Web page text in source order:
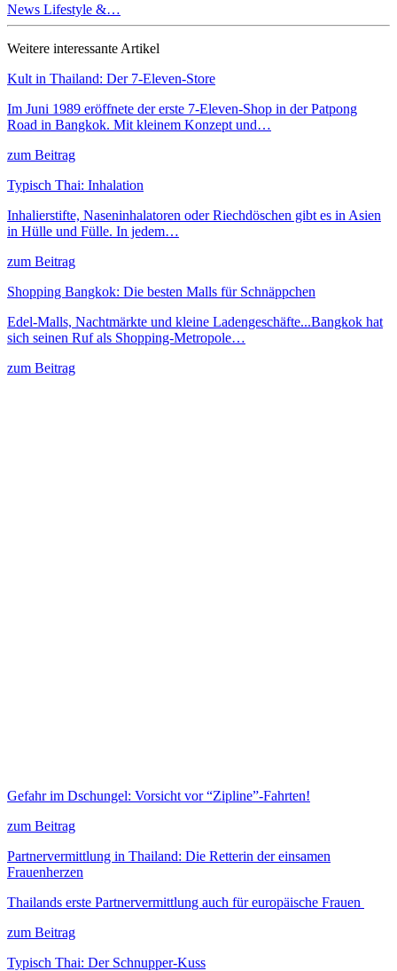
News Lifestyle &…
Weitere interessante Artikel
Kult in Thailand: Der 7-Eleven-Store
Im Juni 1989 eröffnete der erste 7-Eleven-Shop in der Patpong
Road in Bangkok. Mit kleinem Konzept und…
zum Beitrag
Typisch Thai: Inhalation
Inhalierstifte, Naseninhalatoren oder Riechdöschen gibt es in Asien
in Hülle und Fülle. In jedem…
zum Beitrag
Shopping Bangkok: Die besten Malls für Schnäppchen
Edel-Malls, Nachtmärkte und kleine Ladengeschäfte...Bangkok hat
sich seinen Ruf als Shopping-Metropole…
zum Beitrag
Gefahr im Dschungel: Vorsicht vor “Zipline”-Fahrten!
zum Beitrag
Partnervermittlung in Thailand: Die Retterin der einsamen
Frauenherzen
Thailands erste Partnervermittlung auch für europäische Frauen
zum Beitrag
Typisch Thai: Der Schnupper-Kuss